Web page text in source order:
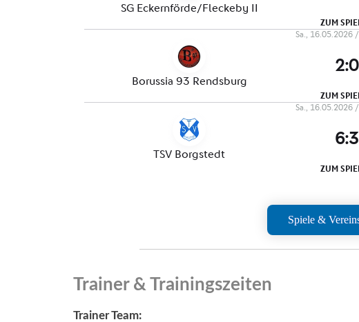
Spiele &
Trainer & Trainingszeiten
Trainer Team: